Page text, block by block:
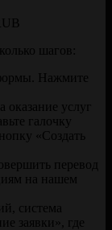
шагов:
Нажмите
оказание услуг
галочку
«Создать
перевод
на нашем
система
заявки», где